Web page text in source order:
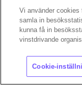
Copyright 2023
Vi använder
samla in
kunna få in
vinstdrivande
Cookie-